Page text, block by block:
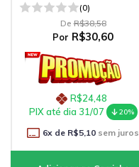
(0)
De R$38,58
Por R$30,60
R$24,48
PIX até dia 31/07
20%
6x de R$5,10 sem juros